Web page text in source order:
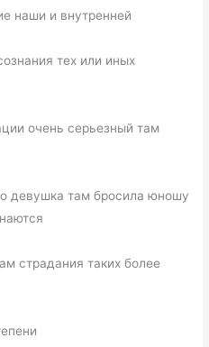
наши и внутренней
тех или иных
очень серьезный там
девушка там бросила юношу
страдания таких более